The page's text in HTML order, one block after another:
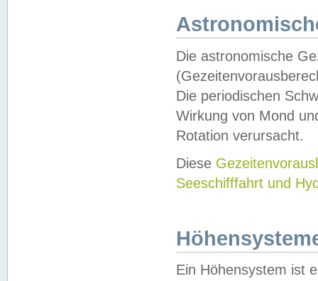
Die astronomische
Die periodischen
Wirkung von Mond
Rotation verursacht.
Diese
Seeschifffahrt und
Ein Höhensystem ist